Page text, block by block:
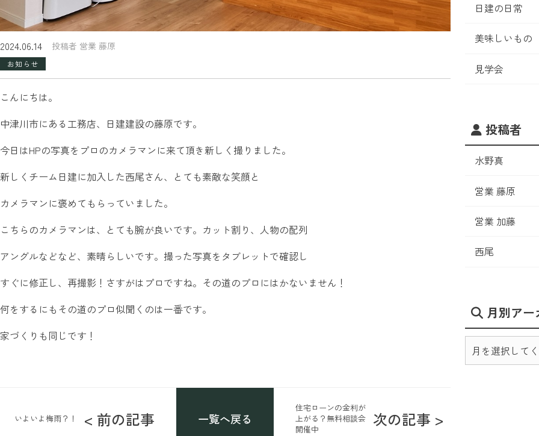
2024.06.14 投稿者 営業 藤原
お知らせ
こんにちは。
中津川市にある工務店、日建建設の藤原です。
今日はHPの写真をプロのカメラマンに来て頂き新しく撮りました。
新しくチーム日建に加入した西尾さん、とても素敵な笑顔と
カメラマンに褒めてもらっていました。
こちらのカメラマンは、とても腕が良いです。カット割り、人物の配列
アングルなどなど、素晴らしいです。撮った写真をタブレットで確認し
すぐに修正し、再撮影！さすがはプロですね。その道のプロにはかないません！
何をするにもその道のプロ似聞くのは一番です。
家づくりも同じです！
< 前の記事
いよいよ梅雨？！ 一覧へ戻る
住宅ローンの金利が
上がる？無料相談会
開催中
次の記事 >
日建の日常
美味しいもの
見学会
投稿者
水野真
営業 藤原
営業 加藤
西尾
月別アー